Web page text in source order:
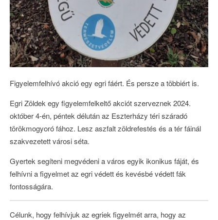
Figyelemfelhívó akció egy egri fáért. És persze a többiért is.
Egri Zöldek egy figyelemfelkeltő akciót szerveznek 2024.
október 4-én, péntek délután az Eszterházy téri száradó
törökmogyoró fához. Lesz aszfalt zöldrefestés és a tér fáinál
szakvezetett városi séta.
Gyertek segíteni megvédeni a város egyik ikonikus fáját, és
felhívni a figyelmet az egri védett és kevésbé védett fák
fontosságára.
Célunk, hogy felhívjuk az egriek figyelmét arra, hogy az